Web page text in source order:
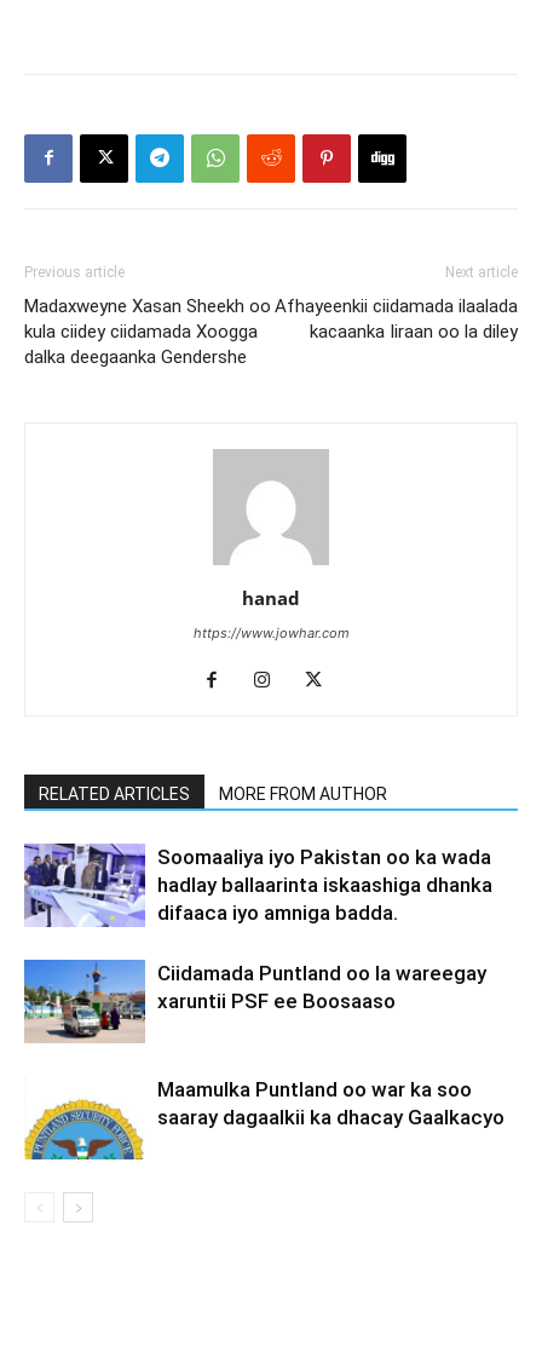
Previous article
Madaxweyne Xasan Sheekh oo
kula ciidey ciidamada Xoogga
dalka deegaanka Gendershe
Next article
Afhayeenkii ciidamada ilaalada
kacaanka Iiraan oo la diley
hanad
https://www.jowhar.com
RELATED ARTICLES MORE FROM AUTHOR
Soomaaliya iyo Pakistan oo ka wada
hadlay ballaarinta iskaashiga dhanka
difaaca iyo amniga badda.
Ciidamada Puntland oo la wareegay
xaruntii PSF ee Boosaaso
Maamulka Puntland oo war ka soo
saaray dagaalkii ka dhacay Gaalkacyo